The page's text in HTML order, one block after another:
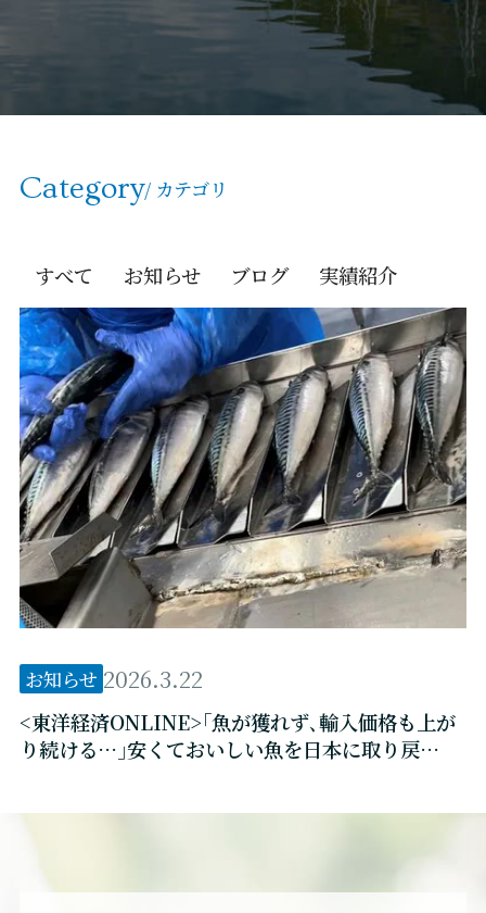
Category/ カテゴリ
すべて お知らせ ブログ 実績紹介
お知らせ 2026.3.22
<東洋経済ONLINE>｢魚が獲れず､輸入価格も上が
り続ける…｣安くておいしい魚を日本に取り戻